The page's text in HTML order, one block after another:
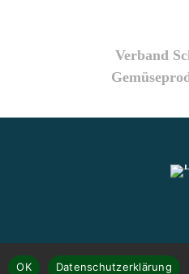
Verband
OK Datenschutzerklärung